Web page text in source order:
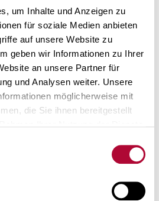
um Inhalte und Anzeigen zu
für soziale Medien anbieten
auf unsere Website zu
geben wir Informationen zu Ihrer
an unsere Partner für
und Analysen weiter. Unsere
möglicherweise mit
die Sie ihnen bereitgestellt
zu erfahren
fra
brillestel?
Gseh og Sport tilbyder
…